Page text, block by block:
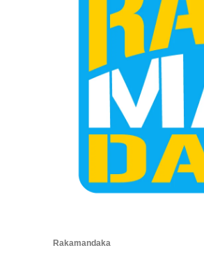
Rakamandaka